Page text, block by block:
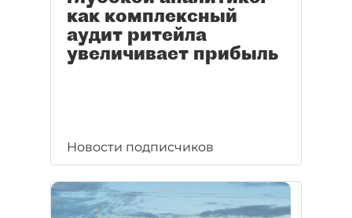
как комплексный
аудит ритейла
увеличивает прибыль
Новости подписчиков